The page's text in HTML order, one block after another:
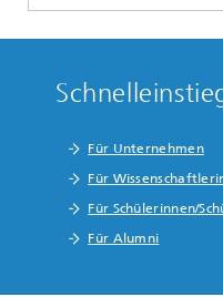
Für Unternehmen
Für
Für Schülerinnen/
Für Alumni